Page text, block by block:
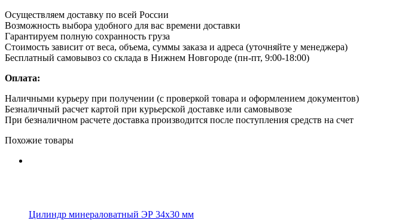
Осуществляем доставку по всей России
Возможность выбора удобного для вас времени доставки
Гарантируем полную сохранность груза
Стоимость зависит от веса, объема, суммы заказа и адреса (уточняйте у менеджера)
Бесплатный самовывоз со склада в Нижнем Новгороде (пн-пт, 9:00-18:00)
Оплата:
Наличными курьеру при получении (с проверкой товара и оформлением документов)
Безналичный расчет картой при курьерской доставке или самовывозе
При безналичном расчете доставка производится после поступления средств на счет
Похожие товары
Цилиндр минераловатный ЭР 34х30 мм